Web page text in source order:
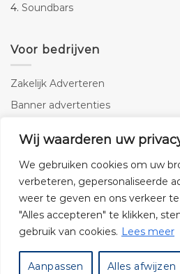
Wij waarderen uw
We gebruiken cookies om uw
verbeteren, gepersonaliseerde
weer te geven en ons verkeer
"Alles accepteren" te klikken,
gebruik van cookies. Lees meer
Aanpassen Alles afwijzen
4. Soundbars
Voor bedrijven
Zakelijk Adverteren
Banner advertenties
SEO copywriting